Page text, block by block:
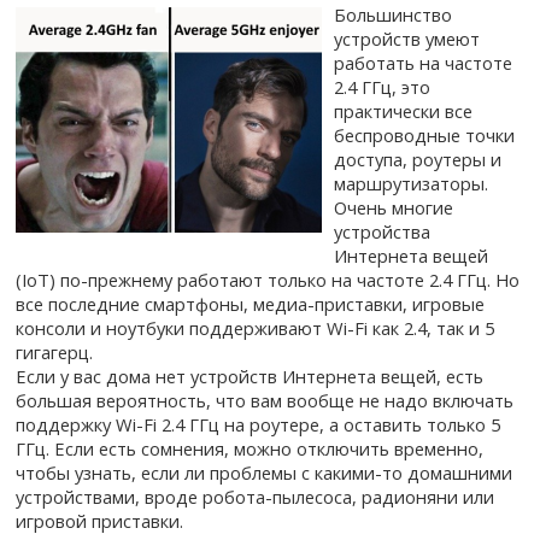
Большинство
устройств умеют
работать на частоте
2.4 ГГц, это
практически все
беспроводные точки
доступа, роутеры и
маршрутизаторы.
Очень многие
устройства
Интернета вещей
(IoT) по-прежнему работают только на частоте 2.4 ГГц. Но
все последние смартфоны, медиа-приставки, игровые
консоли и ноутбуки поддерживают Wi-Fi как 2.4, так и 5
гигагерц.
Если у вас дома нет устройств Интернета вещей, есть
большая вероятность, что вам вообще не надо включать
поддержку Wi-Fi 2.4 ГГц на роутере, а оставить только 5
ГГц. Если есть сомнения, можно отключить временно,
чтобы узнать, если ли проблемы с какими-то домашними
устройствами, вроде робота-пылесоса, радионяни или
игровой приставки.